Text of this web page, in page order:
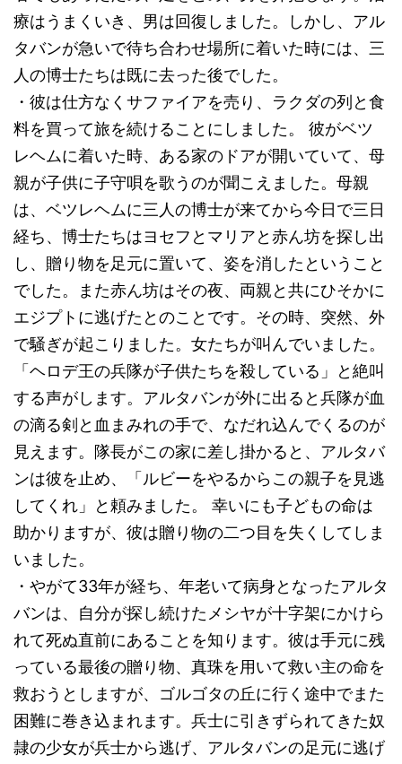
療はうまくいき、男は回復しました。しかし、アル
タバンが急いで待ち合わせ場所に着いた時には、三
人の博士たちは既に去った後でした。
・彼は仕方なくサファイアを売り、ラクダの列と食
料を買って旅を続けることにしました。 彼がベツ
レヘムに着いた時、ある家のドアが開いていて、母
親が子供に子守唄を歌うのが聞こえました。母親
は、ベツレヘムに三人の博士が来てから今日で三日
経ち、博士たちはヨセフとマリアと赤ん坊を探し出
し、贈り物を足元に置いて、姿を消したということ
でした。また赤ん坊はその夜、両親と共にひそかに
エジプトに逃げたとのことです。その時、突然、外
で騒ぎが起こりました。女たちが叫んでいました。
「ヘロデ王の兵隊が子供たちを殺している」と絶叫
する声がします。アルタバンが外に出ると兵隊が血
の滴る剣と血まみれの手で、なだれ込んでくるのが
見えます。隊長がこの家に差し掛かると、アルタバ
ンは彼を止め、「ルビーをやるからこの親子を見逃
してくれ」と頼みました。 幸いにも子どもの命は
助かりますが、彼は贈り物の二つ目を失くしてしま
いました。
・やがて33年が経ち、年老いて病身となったアルタ
バンは、自分が探し続けたメシヤが十字架にかけら
れて死ぬ直前にあることを知ります。彼は手元に残
っている最後の贈り物、真珠を用いて救い主の命を
救おうとしますが、ゴルゴタの丘に行く途中でまた
困難に巻き込まれます。兵士に引きずられてきた奴
隷の少女が兵士から逃げ、アルタバンの足元に逃げ